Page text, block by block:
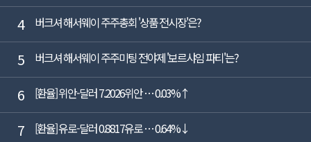
4 버크셔 해서웨이 주주총회 '상품 전시장'은?
5 버크셔 해서웨이 주주미팅 전야제 '보르샤임 파티'는?
6 [환율] 위안-달러 7.2026위안 … 0.03%↑
7 [환율] 유로-달러 0.8817유로 … 0.64%↓